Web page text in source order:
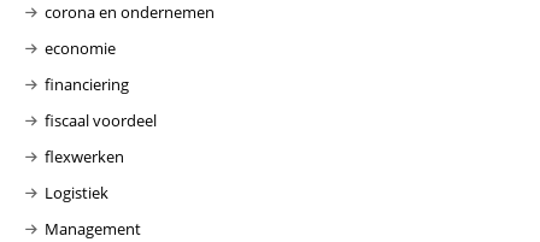
corona en ondernemen
economie
financiering
fiscaal voordeel
flexwerken
Logistiek
Management